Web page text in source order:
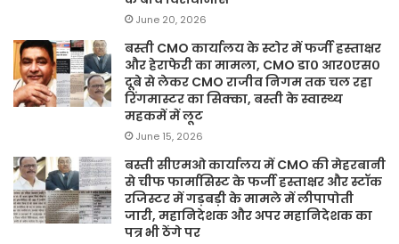
June 20, 2026
बस्ती CMO कार्यालय के स्टोर में फर्जी हस्ताक्षर
और हेराफेरी का मामला, CMO डा० आर०एस०
दूबे से लेकर CMO राजीव निगम तक चल रहा
रिंगमास्टर का सिक्का, बस्ती के स्वास्थ्य
महकमें में लूट
June 15, 2026
बस्ती सीएमओ कार्यालय में CMO की मेहरबानी
से चीफ फार्मासिस्ट के फर्जी हस्ताक्षर और स्टॉक
रजिस्टर में गड़बड़ी के मामले में लीपापोती
जारी, महानिदेशक और अपर महानिदेशक का
पत्र भी ठेंगे पर